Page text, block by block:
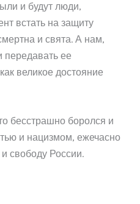
и будут люди,
встать на защиту
и свята. А нам,
передавать ее
великое достояние
бесстрашно боролся и
и нацизмом, ежечасно
свободу России.